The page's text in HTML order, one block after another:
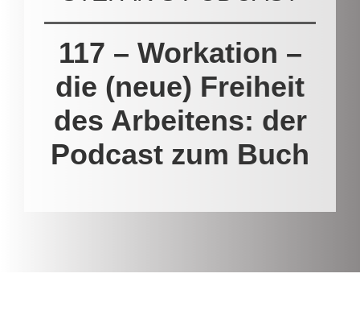
117 – Workation –
die (neue) Freiheit
des Arbeitens: der
Podcast zum Buch